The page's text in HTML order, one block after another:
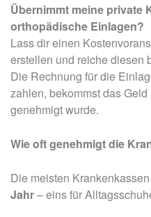
Übernimmt meine private
orthopädische Einlagen?
Lass dir einen
erstellen und reiche diesen
Die Rechnung für die
zahlen, bekommst das
genehmigt wurde.
Wie oft genehmigt die
Die meisten
Jahr– eins für